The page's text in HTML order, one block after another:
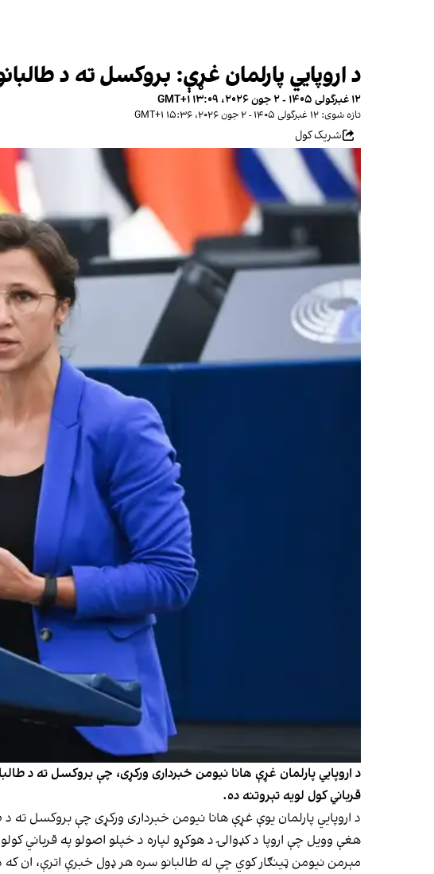
د اروپايي پارلمان غړې: بروکسل ته د
۱۲ غبرگولی ۱۴۰۵ - ۲ جون ۲۰۲۶، ۱۳:۰۹ GMT+۱
تازه شوی: ۱۲ غبرگولی ۱۴۰۵ - ۲ جون ۲۰۲۶، ۱۵:۳۶ GMT+۱
شریک کول
د اروپايي پارلمان غړې هانا نیومن خبرداری ورکړی، چې بروکسل ته د
قرباني کول لویه تېروتنه ده.
د اروپايي پارلمان یوې غړې هانا نیومن خبرداری ورکړی چې بروکسل
هغې وویل چې اروپا د کډوالۍ د هوکړو لپاره د خپلو اصولو په قرباني
مېرمن نیومن ټینګار کوي چې له طالبانو سره هر ډول خبرې اترې، ان که